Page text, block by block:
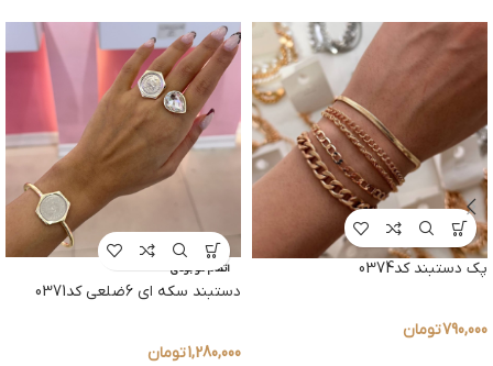
پک دستبند کد0374
790,000تومان
اتمام موجودی
دستبند سکه ای 6ضلعی کد0371
1,280,000تومان